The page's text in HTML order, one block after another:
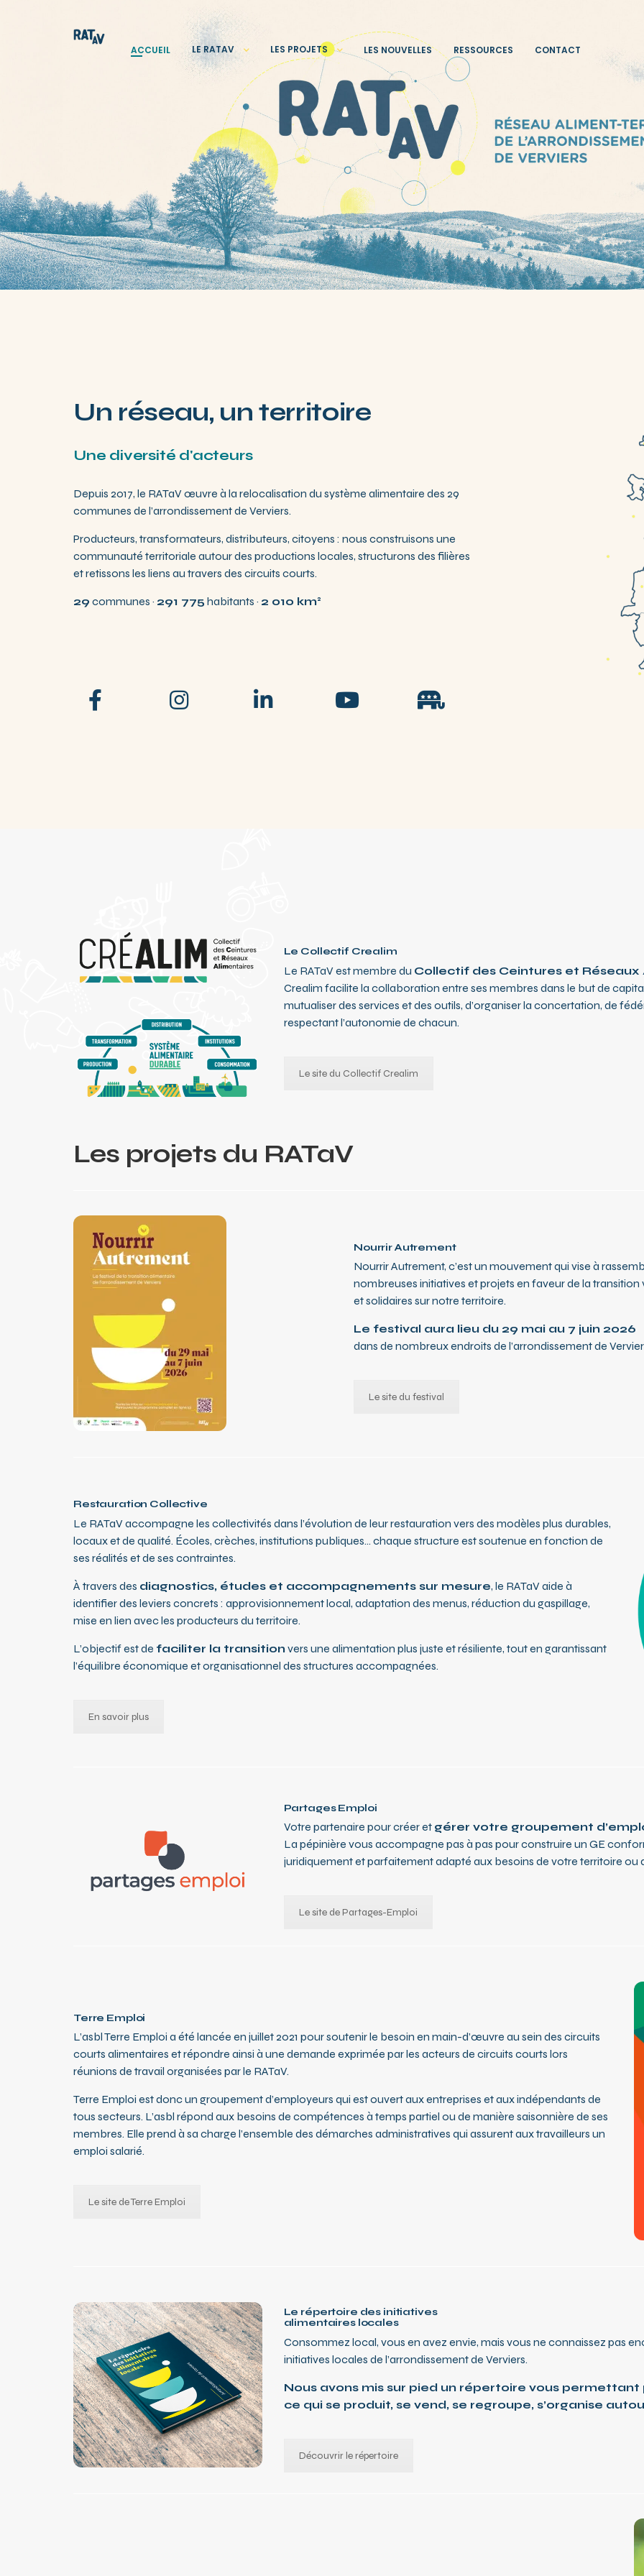
ACCUEIL LE RATAV LES PROJETS LES NOUVELLES RESSOURCES CONTACT
Un réseau, un territoire
Une diversité d'acteurs
Depuis 2017, le RATaV œuvre à la relocalisation du système alimentaire des 29
communes de l’arrondissement de Verviers.
Producteurs, transformateurs, distributeurs, citoyens : nous construisons une
communauté territoriale autour des productions locales, structurons des filières
et retissons les liens au travers des circuits courts.
29 communes · 291 775 habitants · 2 010 km²
Le Collectif Crealim
Le RATaV est membre du Collectif des Ceintures et Réseaux
Crealim facilite la collaboration entre ses membres dans le but de
mutualiser des services et des outils, d’organiser la concertation, de
respectant l’autonomie de chacun.
Le site du Collectif Crealim
Les projets du RATaV
Nourrir Autrement
Nourrir Autrement, c’est un mouvement qui vise à
nombreuses initiatives et projets en faveur de la
et solidaires sur notre territoire.
Le festival aura lieu du 29 mai au 7 juin 2026
dans de nombreux endroits de l’arrondissement de
Le site du festival
Restauration Collective
Le RATaV accompagne les collectivités dans l’évolution de leur restauration vers des modèles plus durables,
locaux et de qualité. Écoles, crèches, institutions publiques… chaque structure est soutenue en fonction de
ses réalités et de ses contraintes.
À travers des diagnostics, études et accompagnements sur mesure, le RATaV aide à
identifier des leviers concrets : approvisionnement local, adaptation des menus, réduction du gaspillage,
mise en lien avec les producteurs du territoire.
L’objectif est de faciliter la transitionvers une alimentation plus juste et résiliente, tout en garantissant
l’équilibre économique et organisationnel des structures accompagnées.
En savoir plus
Partages Emploi
Votre partenaire pour créer et gérer votre groupement
La pépinière vous accompagne pas à pas pour construire un GE
juridiquement et parfaitement adapté aux besoins de votre territoire ou
Le site de Partages-Emploi
Terre Emploi
L’asbl Terre Emploi a été lancée en juillet 2021 pour soutenir le besoin en main-d’œuvre au sein des circuits
courts alimentaires et répondre ainsi à une demande exprimée par les acteurs de circuits courts lors
réunions de travail organisées par le RATaV.
Terre Emploi est donc un groupement d’employeurs qui est ouvert aux entreprises et aux indépendants de
tous secteurs. L’asbl répond aux besoins de compétences à temps partiel ou de manière saisonnière de ses
membres. Elle prend à sa charge l’ensemble des démarches administratives qui assurent aux travailleurs un
emploi salarié.
Le site de Terre Emploi
Le répertoire des initiatives
alimentaires locales
Consommez local, vous en avez envie, mais vous ne connaissez pas
initiatives locales de l’arrondissement de Verviers.
Nous avons mis sur pied un répertoire vous
ce qui se produit, se vend, se regroupe, s’organise
Découvrir le répertoire